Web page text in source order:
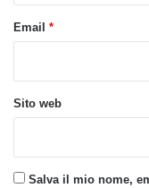
Email *
Sito web
Salva il mio nome,